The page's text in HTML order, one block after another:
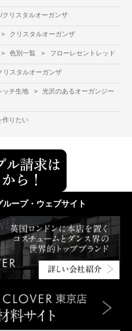
クリスタルオーガンザ
> クリスタルオーガンザ
> 色別一覧 > フローレセントレッド
リスタルオーガンザ
ッチ生地 >
光沢のあるオーガンジー
作りたい
ープ・ウェブサイト